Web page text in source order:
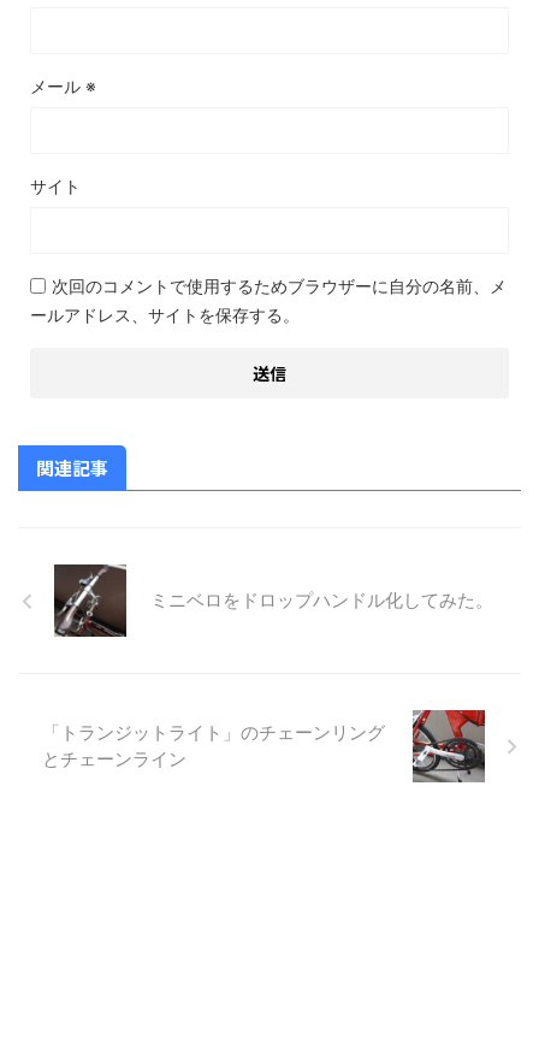
メール ※
サイト
次回のコメントで使用するためブラウザーに自分の名前、メ
ールアドレス、サイトを保存する。
関連記事
ミニベロをドロップハンドル化してみた。
「トランジットライト」のチェーンリング
とチェーンライン